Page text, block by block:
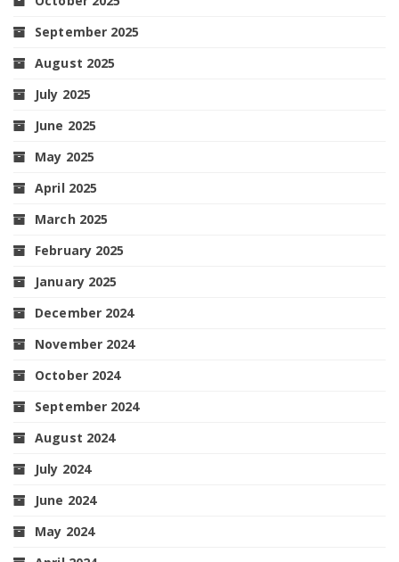
September 2025
August 2025
July 2025
June 2025
May 2025
April 2025
March 2025
February 2025
January 2025
December 2024
November 2024
October 2024
September 2024
August 2024
July 2024
June 2024
May 2024